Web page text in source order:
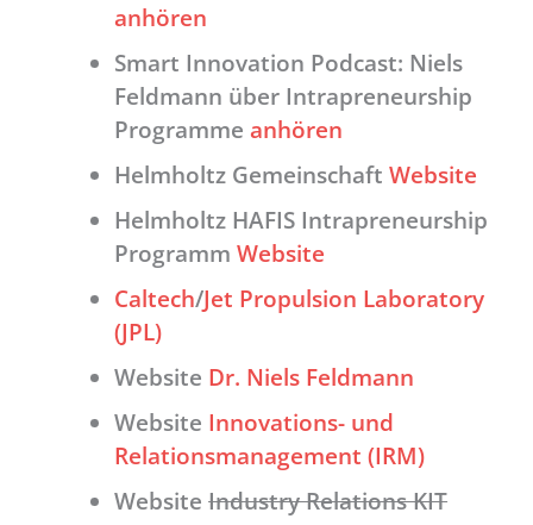
anhören
Smart Innovation Podcast: Niels
Feldmann über Intrapreneurship
Programme anhören
Helmholtz GemeinschaftWebsite
Helmholtz HAFIS Intrapreneurship
ProgrammWebsite
Caltech/Jet Propulsion Laboratory
(JPL)
Website Dr. Niels Feldmann
Website Innovations- und
Relationsmanagement (IRM)
WebsiteIndustry Relations KIT